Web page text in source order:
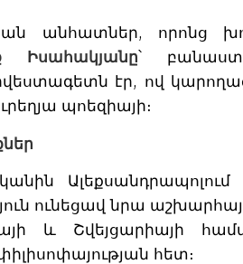
անհատներ, որոնց
Իսահակյանը՝
էր, ով
պոեզիայի։
ունեցավ նրա
և Շվեյցարիայի
հետ։